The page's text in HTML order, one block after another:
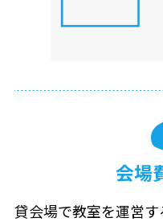
会場
貸会場で教室を運営